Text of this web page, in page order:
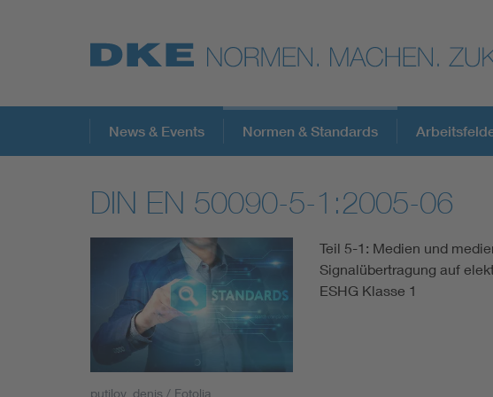
Top-Themen
VDE Fokusthemen
Digital Security
Energy
DKE
News & Events Normen & Standards
DIN EN 50090-5-1:2005-06
putilov_denis / Fotolia
Teil 5-1: Medien und
Signalübertragung auf
ESHG Klasse 1